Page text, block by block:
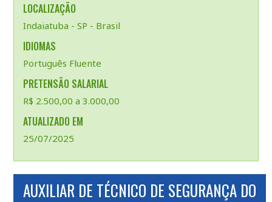
LOCALIZAÇÃO
Indaiatuba - SP - Brasil
IDIOMAS
Português Fluente
PRETENSÃO SALARIAL
R$ 2.500,00 a 3.000,00
ATUALIZADO EM
25/07/2025
AUXILIAR DE TÉCNICO DE SEGURANÇA DO